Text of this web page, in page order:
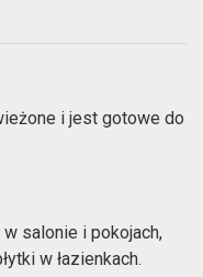
i jest gotowe do
salonie i pokojach,
w łazienkach.